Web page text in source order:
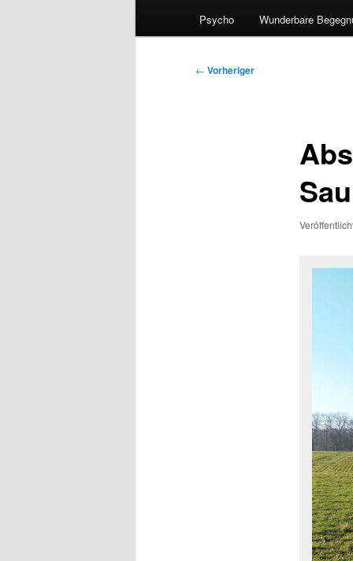
Psycho Wunderbare
Beitragsnavigation
← Vorheriger
Sau